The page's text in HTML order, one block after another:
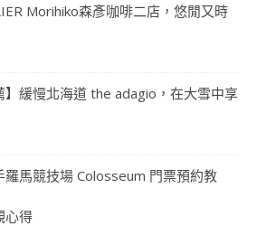
Morihiko森彥咖啡二店，悠閒又時
】緩慢北海道 the adagio，在大雪中享
羅馬競技場 Colosseum 門票預約教
心得